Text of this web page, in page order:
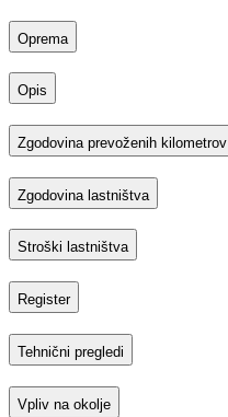
Oprema
Opis
Zgodovina prevoženih kilometrov
Zgodovina lastništva
Stroški lastništva
Register
Tehnični pregledi
Vpliv na okolje